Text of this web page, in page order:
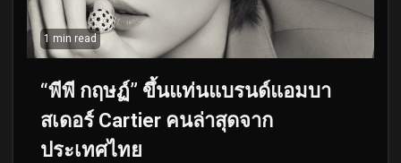
1 min read
“พีพี กฤษฏ์” ขึ้นแท่นแบรนด์แอมบา
สเดอร์ Cartier คนล่าสุดจาก
ประเทศไทย